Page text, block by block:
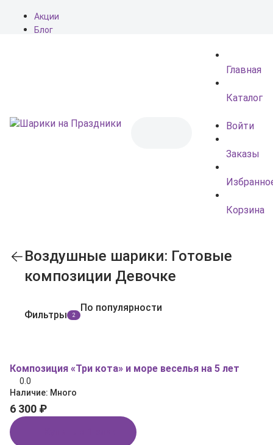
Акции
Блог
Главная
Каталог
Войти
Заказы
Корзина
Воздушные шарики: Готовые
композиции Девочке
Фильтры 2
По популярности
Композиция «Три кота» и море веселья на 5 лет
0.0
Наличие: Много
6 300 ₽